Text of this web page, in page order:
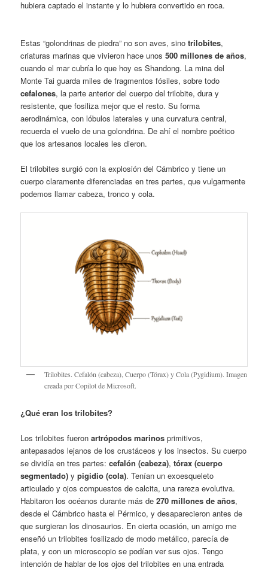
hubiera captado el instante y lo hubiera convertido en roca.
Estas “golondrinas de piedra” no son aves, sinotrilobites,
criaturas marinas que vivieron hace unos500 millones de años,
cuando el mar cubría lo que hoy es Shandong. La mina del
Monte Tai guarda miles de fragmentos fósiles, sobre todo
cefalones, la parte anterior del cuerpo del trilobite, dura y
resistente, que fosiliza mejor que el resto. Su forma
aerodinámica, con lóbulos laterales y una curvatura central,
recuerda el vuelo de una golondrina. De ahí el nombre poético
que los artesanos locales les dieron.
El trilobites surgió con la explosión del Cámbrico y tiene un
cuerpo claramente diferenciadas en tres partes, que vulgarmente
podemos llamar cabeza, tronco y cola.
Trilobites. Cefalón (cabeza), Cuerpo (Tórax) y Cola (Pygidium). Imagen
creada por Copilot de Microsoft.
¿Qué eran los trilobites?
Los trilobites fueronartrópodos marinos primitivos,
antepasados lejanos de los crustáceos y los insectos. Su cuerpo
se dividía en tres partes:cefalón (cabeza),tórax (cuerpo
segmentado) ypigidio (cola). Tenían un exoesqueleto
articulado y ojos compuestos de calcita, una rareza evolutiva.
Habitaron los océanos durante más de270 millones de años,
desde el Cámbrico hasta el Pérmico, y desaparecieron antes de
que surgieran los dinosaurios. En cierta ocasión, un amigo me
enseñó un trilobites fosilizado de modo metálico, parecía de
plata, y con un microscopio se podían ver sus ojos. Tengo
intención de hablar de los ojos del trilobites en una entrada